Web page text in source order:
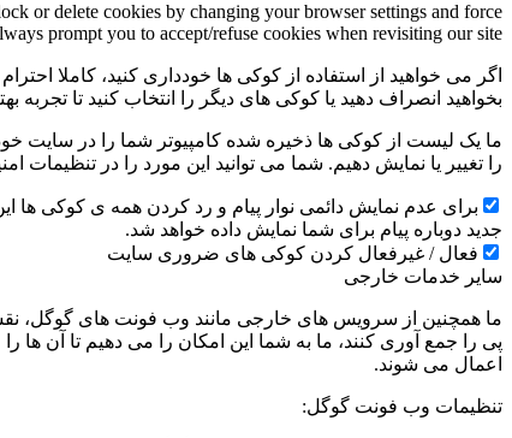
or delete cookies by changing your browser settings and force
prompt you to accept/refuse cookies when revisiting our site.
اگر می خواهید از استفاده از کوکی ها خودداری کنید، کاملا
بخواهید انصراف دهید یا کوکی های دیگر را انتخاب کنید تا
ما یک لیست از کوکی ها ذخیره شده کامپیوتر شما را در سایت خود
را تغییر یا نمایش دهیم. شما می توانید این مورد را در تنظیمات
جدید دوباره پیام برای شما نمایش داده خواهد شد.
فعال / غیرفعال کردن کوکی های ضروری سایت
سایر خدمات خارجی
ما همچنین از سرویس های خارجی مانند وب فونت های گوگل،
پی را جمع آوری کنند، ما به شما این امکان را می دهیم تا آن
اعمال می شوند.
تنظیمات وب فونت گوگل: